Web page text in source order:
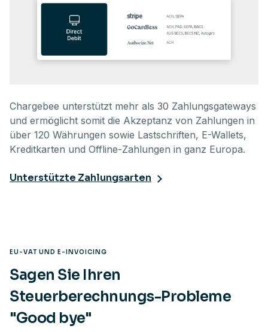
Chargebee unterstützt mehr als 30 Zahlungsgateways
und ermöglicht somit die Akzeptanz von Zahlungen in
über 120 Währungen sowie Lastschriften, E-Wallets,
Kreditkarten und Offline-Zahlungen in ganz Europa.
Unterstützte Zahlungsarten
EU-VAT UND E-INVOICING
Sagen Sie Ihren
Steuerberechnungs-Probleme
"Good bye"